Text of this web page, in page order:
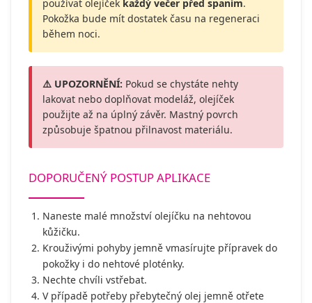
používat olejíček každý večer před spaním.
Pokožka bude mít dostatek času na regeneraci
během noci.
⚠️ UPOZORNĚNÍ: Pokud se chystáte nehty
lakovat nebo doplňovat modeláž, olejíček
použijte až na úplný závěr. Mastný povrch
způsobuje špatnou přilnavost materiálu.
DOPORUČENÝ POSTUP APLIKACE
Naneste malé množství olejíčku na nehtovou
kůžičku.
Krouživými pohyby jemně vmasírujte přípravek do
pokožky i do nehtové ploténky.
Nechte chvíli vstřebat.
V případě potřeby přebytečný olej jemně otřete